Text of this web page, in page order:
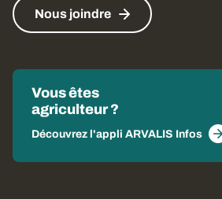
Nous joindre
Vous êtes
agriculteur ?
Découvrez l'appli ARVALIS Infos